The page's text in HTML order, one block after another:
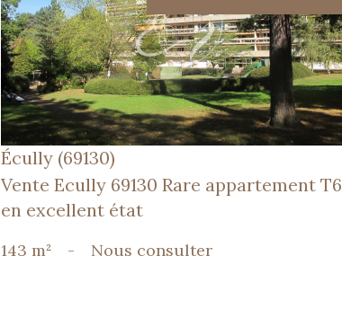
voir le bien
Écully (69130)
Vente Ecully 69130 Rare appartement T6
en excellent état
143 m² - Nous consulter